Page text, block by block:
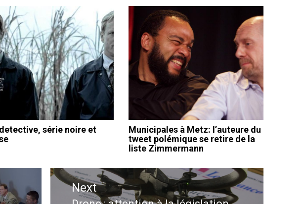
série noire et
Municipales à Metz: l’auteure du
tweet polémique se retire de la
liste Zimmermann
Next